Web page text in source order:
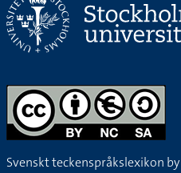
Svenskt teckenspråkslexikon by